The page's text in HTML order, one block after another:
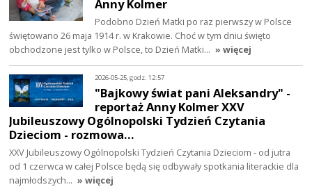
Anny Kolmer
Podobno Dzień Matki po raz pierwszy w Polsce
świętowano 26 maja 1914 r. w Krakowie. Choć w tym dniu święto
obchodzone jest tylko w Polsce, to Dzień Matki… » więcej
2026-05-25, godz. 12:57
"Bajkowy świat pani Aleksandry" -
reportaż Anny Kolmer XXV
Jubileuszowy Ogólnopolski Tydzień Czytania
Dzieciom - rozmowa…
XXV Jubileuszowy Ogólnopolski Tydzień Czytania Dzieciom - od jutra
od 1 czerwca w całej Polsce będą się odbywały spotkania literackie dla
najmłodszych… » więcej